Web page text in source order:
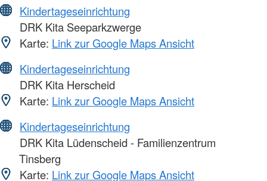
Kindertageseinrichtung
DRK Kita Seeparkzwerge
Karte: Link zur Google Maps Ansicht
Kindertageseinrichtung
DRK Kita Herscheid
Karte: Link zur Google Maps Ansicht
Kindertageseinrichtung
DRK Kita Lüdenscheid - Familienzentrum
Tinsberg
Karte: Link zur Google Maps Ansicht